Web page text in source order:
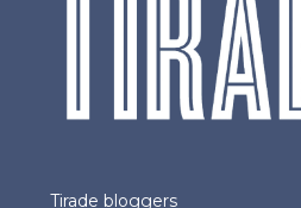
Tirade bloggers